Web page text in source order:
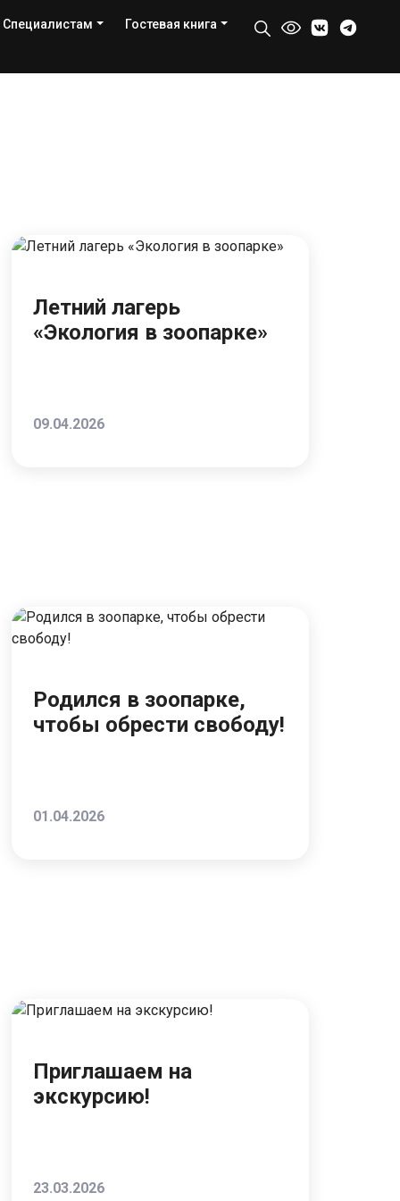
Специалистам Гостевая книга
Летний лагерь
«Экология в зоопарке»
09.04.2026
Родился в зоопарке,
чтобы обрести свободу!
01.04.2026
Приглашаем на
экскурсию!
23.03.2026